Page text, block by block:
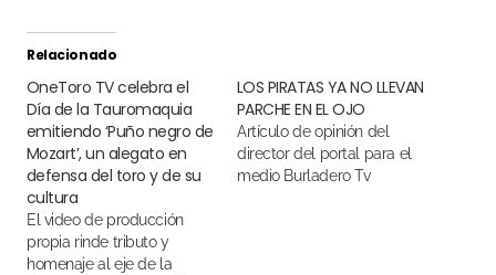
Relacionado
OneToro TV celebra el
Día de la Tauromaquia
emitiendo ‘Puño negro de
Mozart’, un alegato en
defensa del toro y de su
cultura
El video de producción
propia rinde tributo y
homenaje al eje de la
LOS PIRATAS YA NO LLEVAN
PARCHE EN EL OJO
Artículo de opinión del
director del portal para el
medio Burladero Tv